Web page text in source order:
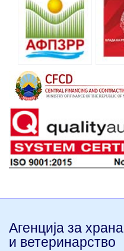
Агенција за храна
и ветеринарство